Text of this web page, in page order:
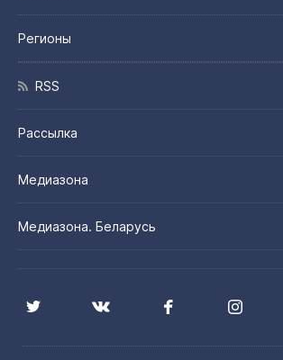
Регионы
RSS
Рассылка
Медиазона
Медиазона. Беларусь